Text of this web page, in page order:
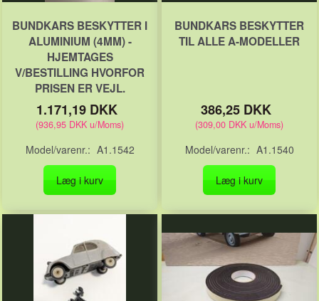
BUNDKARS BESKYTTER I
ALUMINIUM (4MM) -
HJEMTAGES
V/BESTILLING HVORFOR
PRISEN ER VEJL.
1.171,19 DKK
(936,95 DKK u/Moms)
Model/varenr.: A1.1542
Læg i kurv
BUNDKARS BESKYTTER
TIL ALLE A-MODELLER
386,25 DKK
(309,00 DKK u/Moms)
Model/varenr.: A1.1540
Læg i kurv